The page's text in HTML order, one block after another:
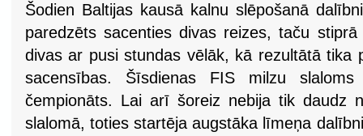
Šodien Baltijas kausā kalnu slēpošanā
paredzēts sacenties divas reizes, taču
divas ar pusi stundas vēlāk, kā rezultātā tika
sacensības. Šīsdienas FIS milzu
čempionāts. Lai arī šoreiz nebija tik daudz
slalomā, toties startēja augstāka līmeņa